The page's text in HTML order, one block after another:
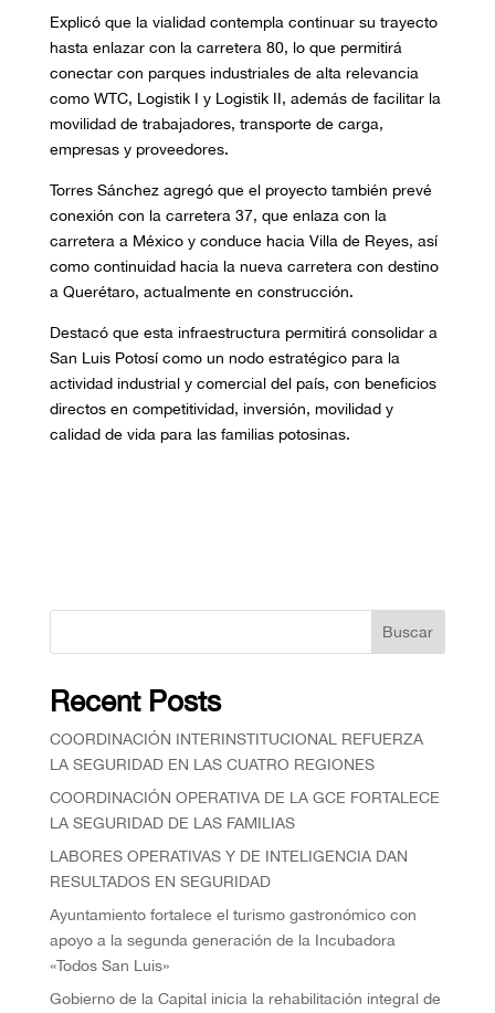
Explicó que la vialidad contempla continuar su trayecto
hasta enlazar con la carretera 80, lo que permitirá
conectar con parques industriales de alta relevancia
como WTC, Logistik I y Logistik II, además de facilitar la
movilidad de trabajadores, transporte de carga,
empresas y proveedores.
Torres Sánchez agregó que el proyecto también prevé
conexión con la carretera 37, que enlaza con la
carretera a México y conduce hacia Villa de Reyes, así
como continuidad hacia la nueva carretera con destino
a Querétaro, actualmente en construcción.
Destacó que esta infraestructura permitirá consolidar a
San Luis Potosí como un nodo estratégico para la
actividad industrial y comercial del país, con beneficios
directos en competitividad, inversión, movilidad y
calidad de vida para las familias potosinas.
Buscar
Recent Posts
COORDINACIÓN INTERINSTITUCIONAL REFUERZA
LA SEGURIDAD EN LAS CUATRO REGIONES
COORDINACIÓN OPERATIVA DE LA GCE FORTALECE
LA SEGURIDAD DE LAS FAMILIAS
⁠LABORES OPERATIVAS Y DE INTELIGENCIA DAN
RESULTADOS EN SEGURIDAD
Ayuntamiento fortalece el turismo gastronómico con
apoyo a la segunda generación de la Incubadora
«Todos San Luis»
Gobierno de la Capital inicia la rehabilitación integral de